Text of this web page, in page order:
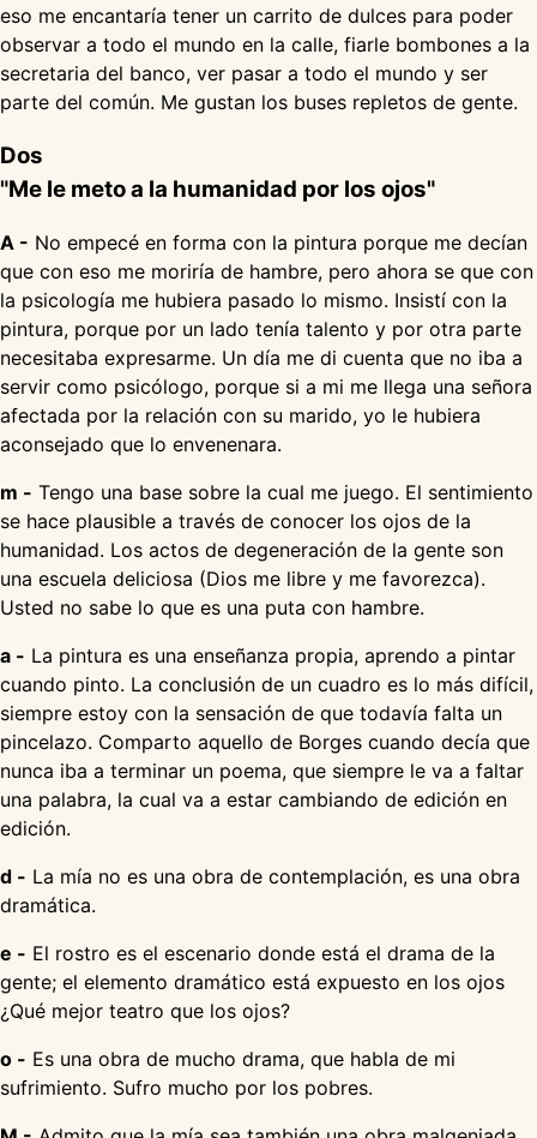
eso me encantaría tener un carrito de dulces para poder
observar a todo el mundo en la calle, fiarle bombones a la
secretaria del banco, ver pasar a todo el mundo y ser
parte del común. Me gustan los buses repletos de gente.
Dos
"Me le meto a la humanidad por los ojos"
A - No empecé en forma con la pintura porque me decían
que con eso me moriría de hambre, pero ahora se que con
la psicología me hubiera pasado lo mismo. Insistí con la
pintura, porque por un lado tenía talento y por otra parte
necesitaba expresarme. Un día me di cuenta que no iba a
servir como psicólogo, porque si a mi me llega una señora
afectada por la relación con su marido, yo le hubiera
aconsejado que lo envenenara.
m - Tengo una base sobre la cual me juego. El sentimiento
se hace plausible a través de conocer los ojos de la
humanidad. Los actos de degeneración de la gente son
una escuela deliciosa (Dios me libre y me favorezca).
Usted no sabe lo que es una puta con hambre.
a - La pintura es una enseñanza propia, aprendo a pintar
cuando pinto. La conclusión de un cuadro es lo más difícil,
siempre estoy con la sensación de que todavía falta un
pincelazo. Comparto aquello de Borges cuando decía que
nunca iba a terminar un poema, que siempre le va a faltar
una palabra, la cual va a estar cambiando de edición en
edición.
d - La mía no es una obra de contemplación, es una obra
dramática.
e - El rostro es el escenario donde está el drama de la
gente; el elemento dramático está expuesto en los ojos
¿Qué mejor teatro que los ojos?
o - Es una obra de mucho drama, que habla de mi
sufrimiento. Sufro mucho por los pobres.